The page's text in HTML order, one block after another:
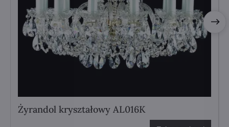
Żyrandol kryształowy AL016K